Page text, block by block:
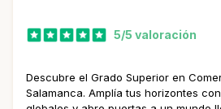
5/5 valoración
Descubre el Grado Superior en
Salamanca. Amplía tus horizontes